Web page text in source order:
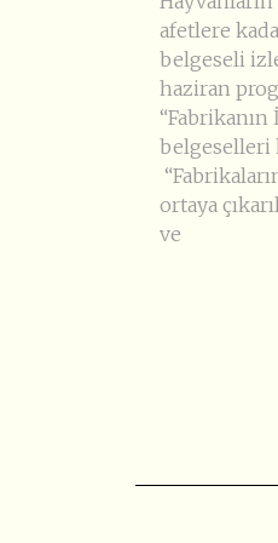
afetlere
belgeseli
haziran
belgeselleri
ortaya
ve